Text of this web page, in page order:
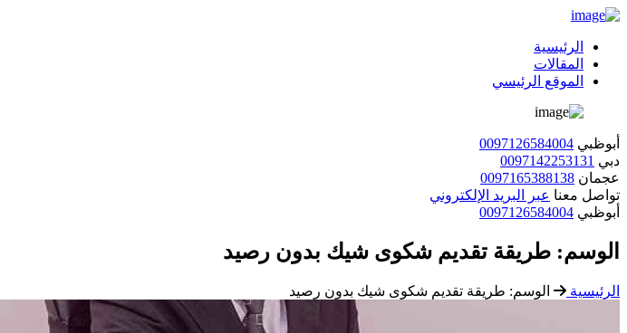
الرئيسية
المقالات
الموقع الرئيسي
أبوظبي 0097126584004
دبي 0097142253131
عجمان 0097165388138
تواصل معنا عبر البريد الإلكتروني
أبوظبي 0097126584004
الوسم: طريقة تقديم شكوى شيك بدون رصيد
الرئيسية الوسم: طريقة تقديم شكوى شيك بدون رصيد